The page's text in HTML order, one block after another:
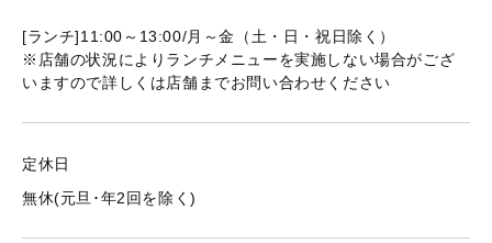
[ランチ]11:00～13:00/月～金（土・日・祝日除く）
※店舗の状況によりランチメニューを実施しない場合がござ
いますので詳しくは店舗までお問い合わせください
定休日
無休(元旦･年2回を除く)